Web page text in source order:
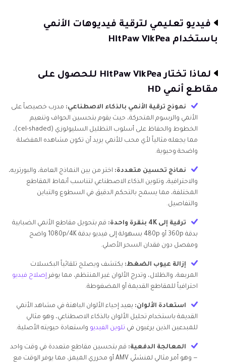
فيديو تعليمي لترقية فيديوهات الأنمي
باستخدام HitPaw VikPea
لماذا تختار HitPaw VikPea للحصول على
مقاطع أنمي HD
نموذج ترقية الأنمي بالذكاء الاصطناعي: مدرب خصيصاً على
الأنمي والرسوم المتحركة، حيث يقوم بتحسين الحواف وتنعيم
الخطوط والحفاظ على أسلوب التظليل السليولوزي (cel-shaded)،
مما يجعله مثالياً لأي محب للأنمي يريد أن تكون مشاهده المفضلة
واضحة وحيوية.
نماذج تحسين متعددة: اختر من بين النماذج العامة، والبورتريه،
والاحترافية، وتلوين الذكاء الاصطناعي لتناسب أنماط المقاطع
المختلفة، مما يسمح بالتحكم الدقيق في السطوع والتباين
والتفاصيل.
ترقية إلى 4K بنقرة واحدة:
قم بتحويل مقاطع الأنمي الضبابية
بدقة 360p أو 480p بسهولة إلى فيديو بدقة 1080p/4K واضح
ومفصل دون فقدان السحر الأصلي.
إزالة عيوب الضغط: يكتشف ويصلح تلقائياً البكسلات
المربعة، والظلال، وتدرج الألوان غير المنتظم، مما يوفر إصلاح فيديو
احترافياً للمقاطع القديمة أو المضغوطة.
استعادة الألوان: يعيد إحياء الألوان الباهتة في مشاهد الأنمي
القديمة باستخدام تحليل الألوان بالذكاء الاصطناعي، وهو مثالي
للمبدعين الذين يرغبون في تلوين الفيديو واستعادة حيويته الأصلية.
المعالجة الدفعية: قم بتحسين مقاطع متعددة في وقت واحد
— وهو أمر مثالي لمنشئي AMV أو محرري الميمز، مما يوفر الوقت مع